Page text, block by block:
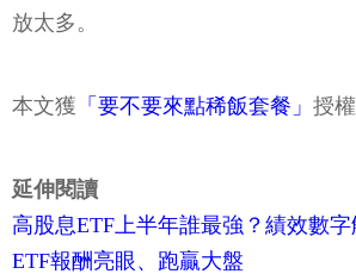
放太多。
本文獲 「要不要來點稀飯套餐」 授
延伸閱讀
高股息ETF上半年誰最強？績效數
ETF報酬亮眼、跑贏大盤